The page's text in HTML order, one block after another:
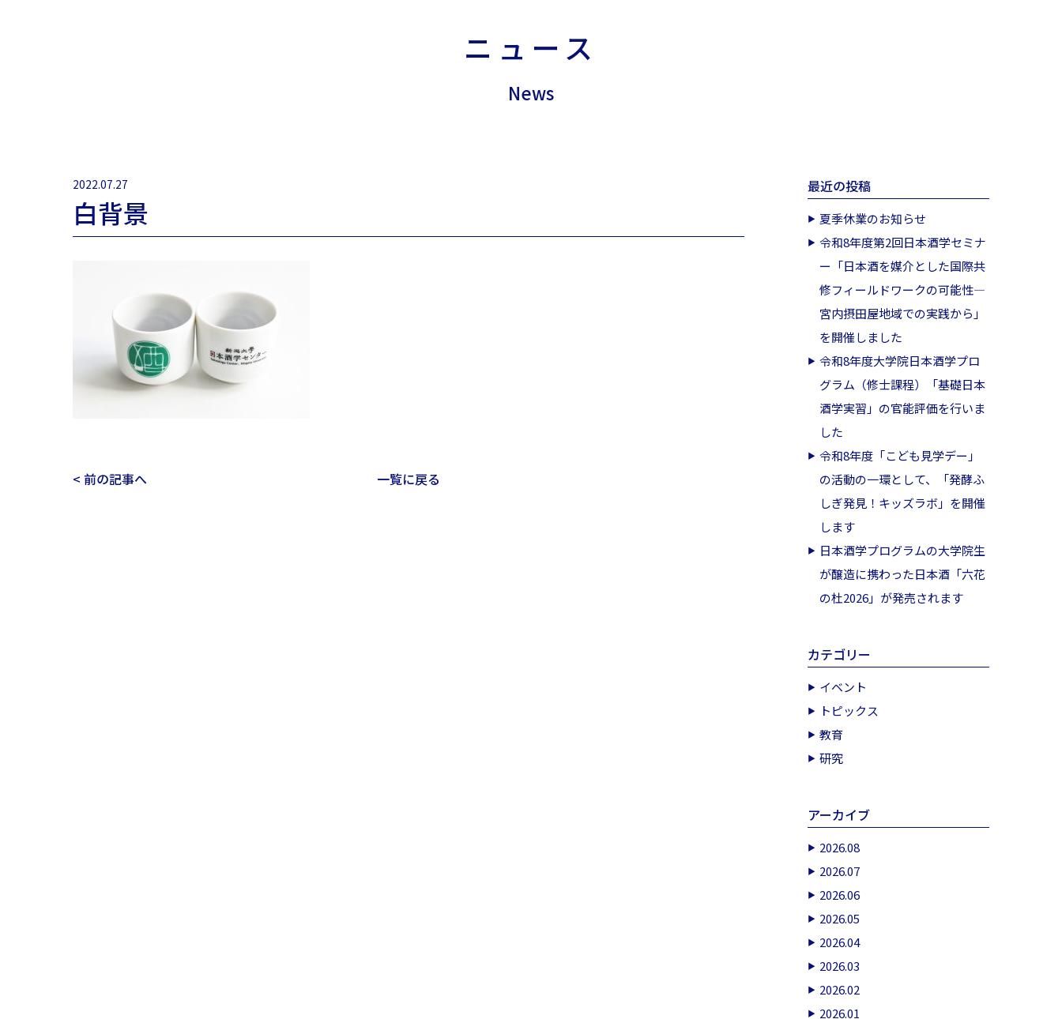
ニュース
News
2022.07.27
白背景
< 前の記事へ 一覧に戻る
最近の投稿
夏季休業のお知らせ
令和8年度第2回日本酒学セミナ
ー「日本酒を媒介とした国際共
修フィールドワークの可能性―
宮内摂田屋地域での実践から」
を開催しました
令和8年度大学院日本酒学プロ
グラム（修士課程）「基礎日本
酒学実習」の官能評価を行いま
した
令和8年度「こども見学デー」
の活動の一環として、「発酵ふ
しぎ発見！キッズラボ」を開催
します
日本酒学プログラムの大学院生
が醸造に携わった日本酒「六花
の杜2026」が発売されます
カテゴリー
イベント
トピックス
教育
研究
アーカイブ
2026.08
2026.07
2026.06
2026.05
2026.04
2026.03
2026.02
2026.01